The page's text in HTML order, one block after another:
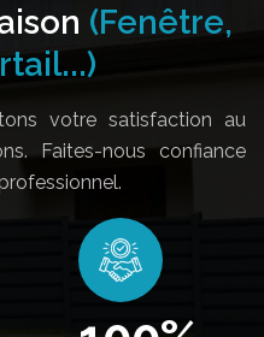
(Fenêtre,
votre satisfaction au
Faites-nous confiance